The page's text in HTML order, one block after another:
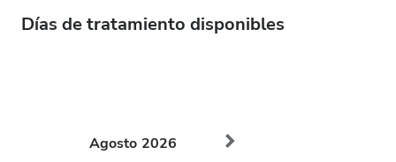
Días de tratamiento disponibles
Agosto 2026